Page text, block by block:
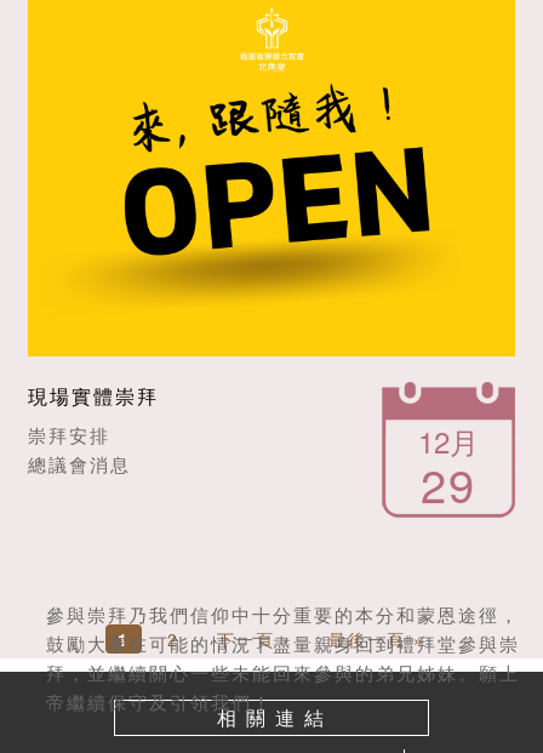
12月
29
現場實體崇拜
崇拜安排
總議會消息
參與崇拜乃我們信仰中十分重要的本分和蒙恩途徑，
鼓勵大家在可能的情況下盡量親身回到禮拜堂參與崇
拜，並繼續關心一些未能回來參與的弟兄姊妹。願上
帝繼續保守及引領我們！
Pages 1 2 下一頁 › 最後一頁 »
相 關 連 結